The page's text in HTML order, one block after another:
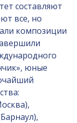
составляют
все, но
композиции
юные